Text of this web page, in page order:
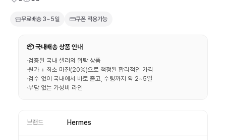
무료배송 3~5일 쿠폰 적용가능
📦 국내배송 상품 안내
·검증된 국내 셀러의 위탁 상품
·원가 + 최소 마진(20%)으로 책정된 합리적인 가격
·검수 없이 국내에서 바로 출고, 수령까지 약 2~5일
·부담 없는 가성비 라인
브랜드 Hermes